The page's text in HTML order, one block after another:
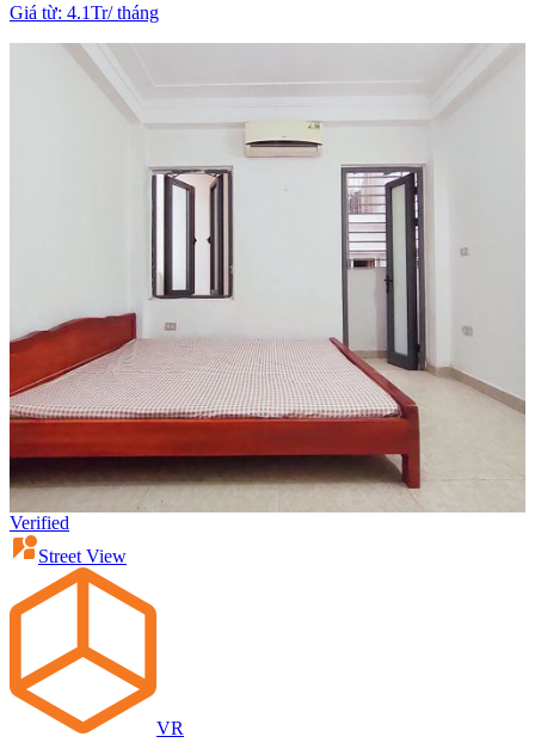
Giá từ: 4.1Tr/tháng
Verified
Street View
VR